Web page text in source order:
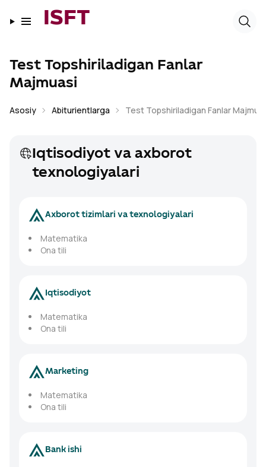
ISFT
Test Topshiriladigan Fanlar
Majmuasi
Asosiy Abiturientlarga Test Topshiriladigan Fanlar
Iqtisodiyot va axborot
texnologiyalari
Axborot tizimlari va texnologiyalari
Matematika
Ona tili
Iqtisodiyot
Matematika
Ona tili
Marketing
Matematika
Ona tili
Bank ishi